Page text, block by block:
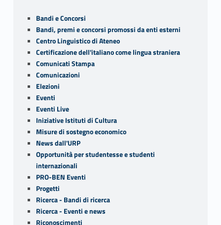
Sidebar
Bandi e Concorsi
Bandi, premi e concorsi promossi da enti esterni
Centro Linguistico di Ateneo
Certificazione dell'italiano come lingua straniera
Comunicati Stampa
Comunicazioni
Elezioni
Eventi
Eventi Live
Iniziative Istituti di Cultura
Misure di sostegno economico
News dall'URP
Opportunità per studentesse e studenti
internazionali
PRO-BEN Eventi
Progetti
Ricerca - Bandi di ricerca
Ricerca - Eventi e news
Riconoscimenti